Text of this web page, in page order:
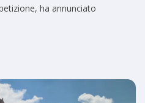
ha annunciato